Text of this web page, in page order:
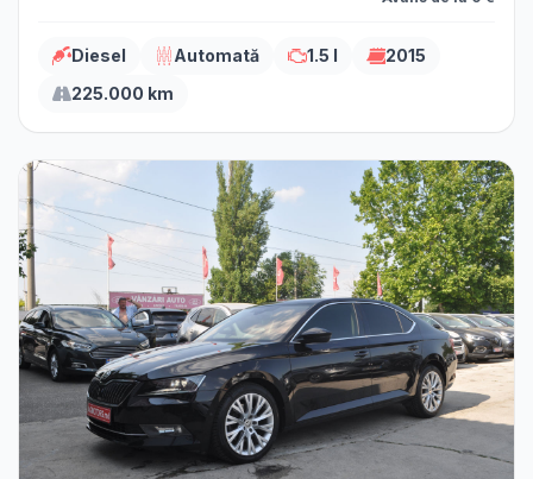
Diesel Automată 1.5 l
2015
225.000 km